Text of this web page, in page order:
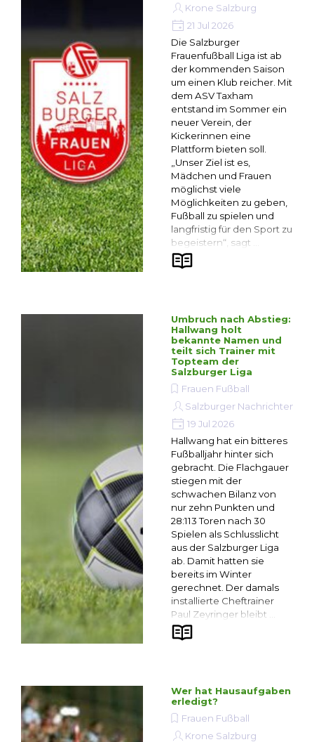
Krone Salzburg
21 Jul 2026
Die Salzburger
Frauenfußball Liga ist ab
der kommenden Saison
um einen Klub reicher. Mit
dem ASV Taxham
entstand im Sommer ein
neuer Verein, der
Kickerinnen eine
Plattform bieten soll.
„Unser Ziel ist es,
Mädchen und Frauen
möglichst viele
Möglichkeiten zu geben,
Fußball zu spielen und
langfristig für den Sport zu
begeistern“, sagt ...
Umbruch nach Abstieg:
Hallwang holt
bekannte Namen und
teilt sich Trainer mit
Topteam der
Salzburger Liga
Frauen Fußball
Salzburger Nachrichten
19 Jul 2026
Hallwang hat ein bitteres
Fußballjahr hinter sich
gebracht. Die Flachgauer
stiegen mit der
schwachen Bilanz von
nur zehn Punkten und
28:113 Toren nach 30
Spielen als Schlusslicht
aus der Salzburger Liga
ab. Damit hatten sie
bereits im Winter
gerechnet. Der damals
installierte Cheftrainer
Paul Zeyringer bleibt ...
Wer hat Hausaufgaben
erledigt?
Frauen Fußball
Krone Salzburg